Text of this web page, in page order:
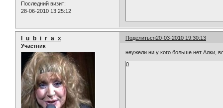
Последний визит:
28-06-2010 13:25:12
Поделиться20-03-2010 19:30:13
l_u_b_i_r_a_x
Участник
неужели ни у кого больше нет Алки,
0